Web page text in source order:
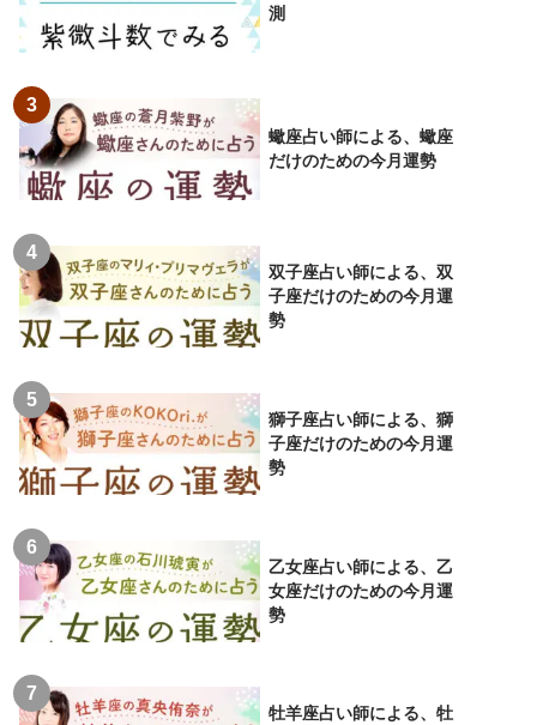
測
蠍座占い師による、蠍座
だけのための今月運勢
双子座占い師による、双
子座だけのための今月運
勢
獅子座占い師による、獅
子座だけのための今月運
勢
乙女座占い師による、乙
女座だけのための今月運
勢
牡羊座占い師による、牡